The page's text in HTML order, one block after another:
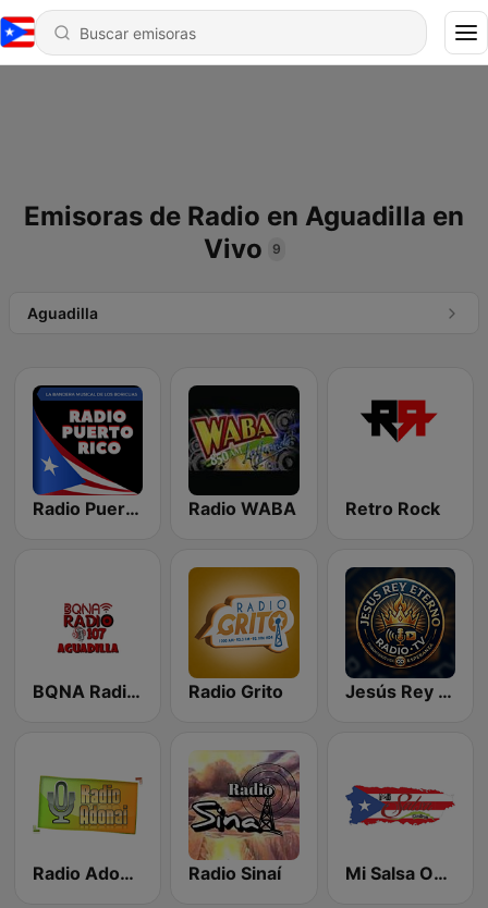
Emisoras de Radio en Aguadilla en
Vivo
9
Aguadilla
Radio Puerto Rico PR Radio WABA Retro Rock
BQNA Radio 107 Radio Grito Jesús Rey Eterno Radio TV
Radio Adonai Radio Sinaí Mi Salsa Online